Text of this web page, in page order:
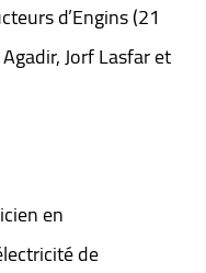
d’Engins (21
Jorf Lasfar et
en
de